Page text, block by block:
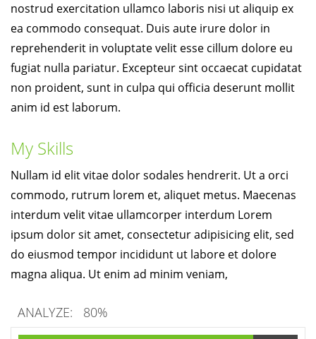
nostrud exercitation ullamco laboris nisi ut aliquip ex
ea commodo consequat. Duis aute irure dolor in
reprehenderit in voluptate velit esse cillum dolore eu
fugiat nulla pariatur. Excepteur sint occaecat cupidatat
non proident, sunt in culpa qui officia deserunt mollit
anim id est laborum.
My Skills
Nullam id elit vitae dolor sodales hendrerit. Ut a orci
commodo, rutrum lorem et, aliquet metus. Maecenas
interdum velit vitae ullamcorper interdum Lorem
ipsum dolor sit amet, consectetur adipisicing elit, sed
do eiusmod tempor incididunt ut labore et dolore
magna aliqua. Ut enim ad minim veniam,
ANALYZE: 80%